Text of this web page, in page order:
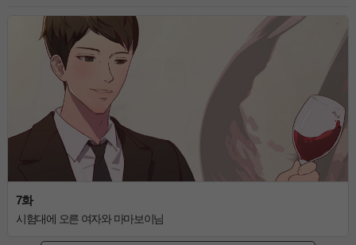
7화
시험대에 오른 여자와 마마보이님